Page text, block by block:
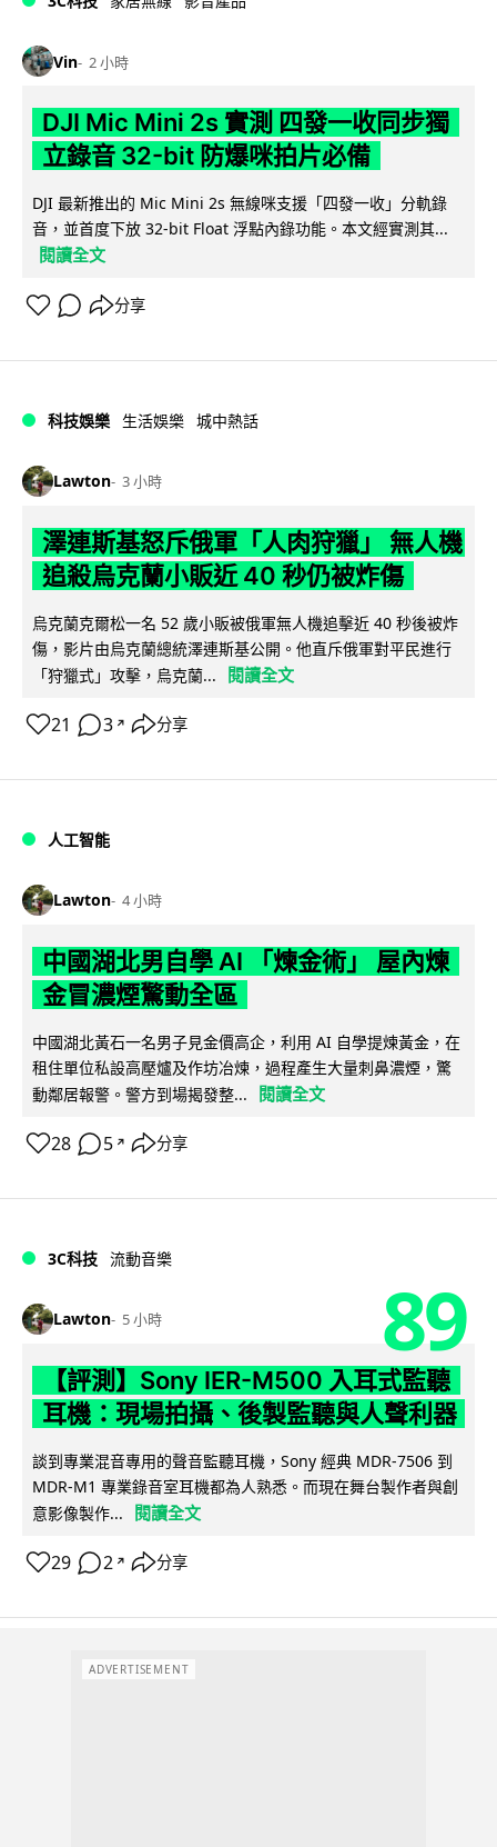
Vin 2 小時
DJI Mic Mini 2s 實測 四發一收同步獨
立錄音 32-bit 防爆咪拍片必備
DJI 最新推出的 Mic Mini 2s 無線咪支援「四發一收」分軌錄
音，並首度下放 32-bit Float 浮點內錄功能。本文經實測其...
閱讀全文
分享
科技娛樂 生活娛樂 城中熱話
Lawton 3 小時
澤連斯基怒斥俄軍「人肉狩獵」 無人機
追殺烏克蘭小販近 40 秒仍被炸傷
烏克蘭克爾松一名 52 歲小販被俄軍無人機追擊近 40 秒後被炸
傷，影片由烏克蘭總統澤連斯基公開。他直斥俄軍對平民進行
「狩獵式」攻擊，烏克蘭...
閱讀全文
21 3 ↗ 分享
人工智能
Lawton 4 小時
中國湖北男自學 AI 「煉金術」 屋內煉
金冒濃煙驚動全區
中國湖北黃石一名男子見金價高企，利用 AI 自學提煉黃金，在
租住單位私設高壓爐及作坊冶煉，過程產生大量刺鼻濃煙，驚
動鄰居報警。警方到場揭發整...
閱讀全文
28 5 ↗ 分享
3C科技 流動音樂
Lawton 5 小時 89
【評測】Sony IER-M500 入耳式監聽
耳機：現場拍攝、後製監聽與人聲利器
談到專業混音專用的聲音監聽耳機，Sony 經典 MDR-7506 到
MDR-M1 專業錄音室耳機都為人熟悉。而現在舞台製作者與創
意影像製作...
閱讀全文
29 2 ↗ 分享
ADVERTISEMENT